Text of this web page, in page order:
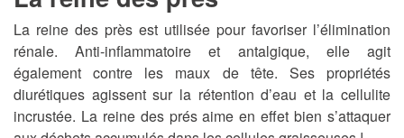
La reine des près est utilisée pour favoriser l’élimination
rénale. Anti-inflammatoire et antalgique, elle agit
également contre les maux de tête. Ses propriétés
diurétiques agissent sur la rétention d’eau et la cellulite
incrustée. La reine des prés aime en effet bien s’attaquer